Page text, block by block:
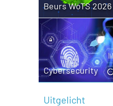
Beurs WoTS 2026
Cybersecurity
Uitgelicht